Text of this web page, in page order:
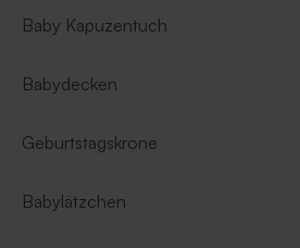
Baby Kapuzentuch
Babydecken
Geburtstagskrone
Babylätzchen